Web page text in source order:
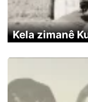
Kela zimanê